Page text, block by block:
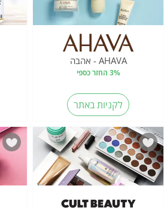
AHAVA - אהבה
3% החזר כספי
לקניות באתר